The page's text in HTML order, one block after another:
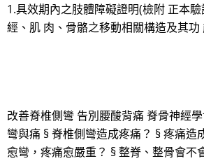
1.具效期內之肢體障礙證明(檢附 正本
經、肌 肉、骨骼之移動相關構造及其功
改善脊椎側彎 告別腰酸背痛 脊骨神經
彎與痛 § 脊椎側彎造成疼痛？ § 疼痛造
愈彎，疼痛愈嚴重？ § 整脊、整骨會不